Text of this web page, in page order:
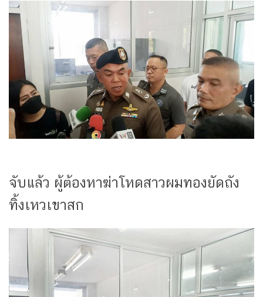
จับแล้ว ผู้ต้องหาฆ่าโหดสาวผมทองยัดถัง
ทิ้งเหวเขาสก